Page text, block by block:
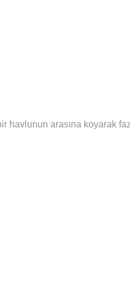
havlunun arasına koyarak